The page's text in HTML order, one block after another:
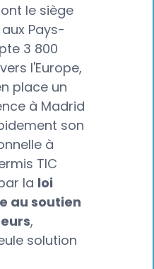
le siège
Pays-
3 800
l'Europe,
place un
à Madrid
son
à
TIC
la loi
au soutien
,
solution